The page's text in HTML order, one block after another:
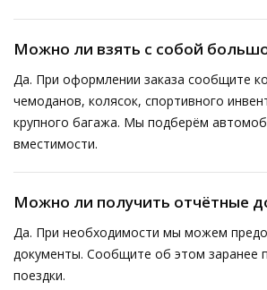
Можно ли взять с собой
Да. При оформлении заказа сообщите
чемоданов, колясок, спортивного
крупного багажа. Мы подберём
вместимости.
Можно ли получить отчётные
Да. При необходимости мы можем
документы. Сообщите об этом заранее
поездки.